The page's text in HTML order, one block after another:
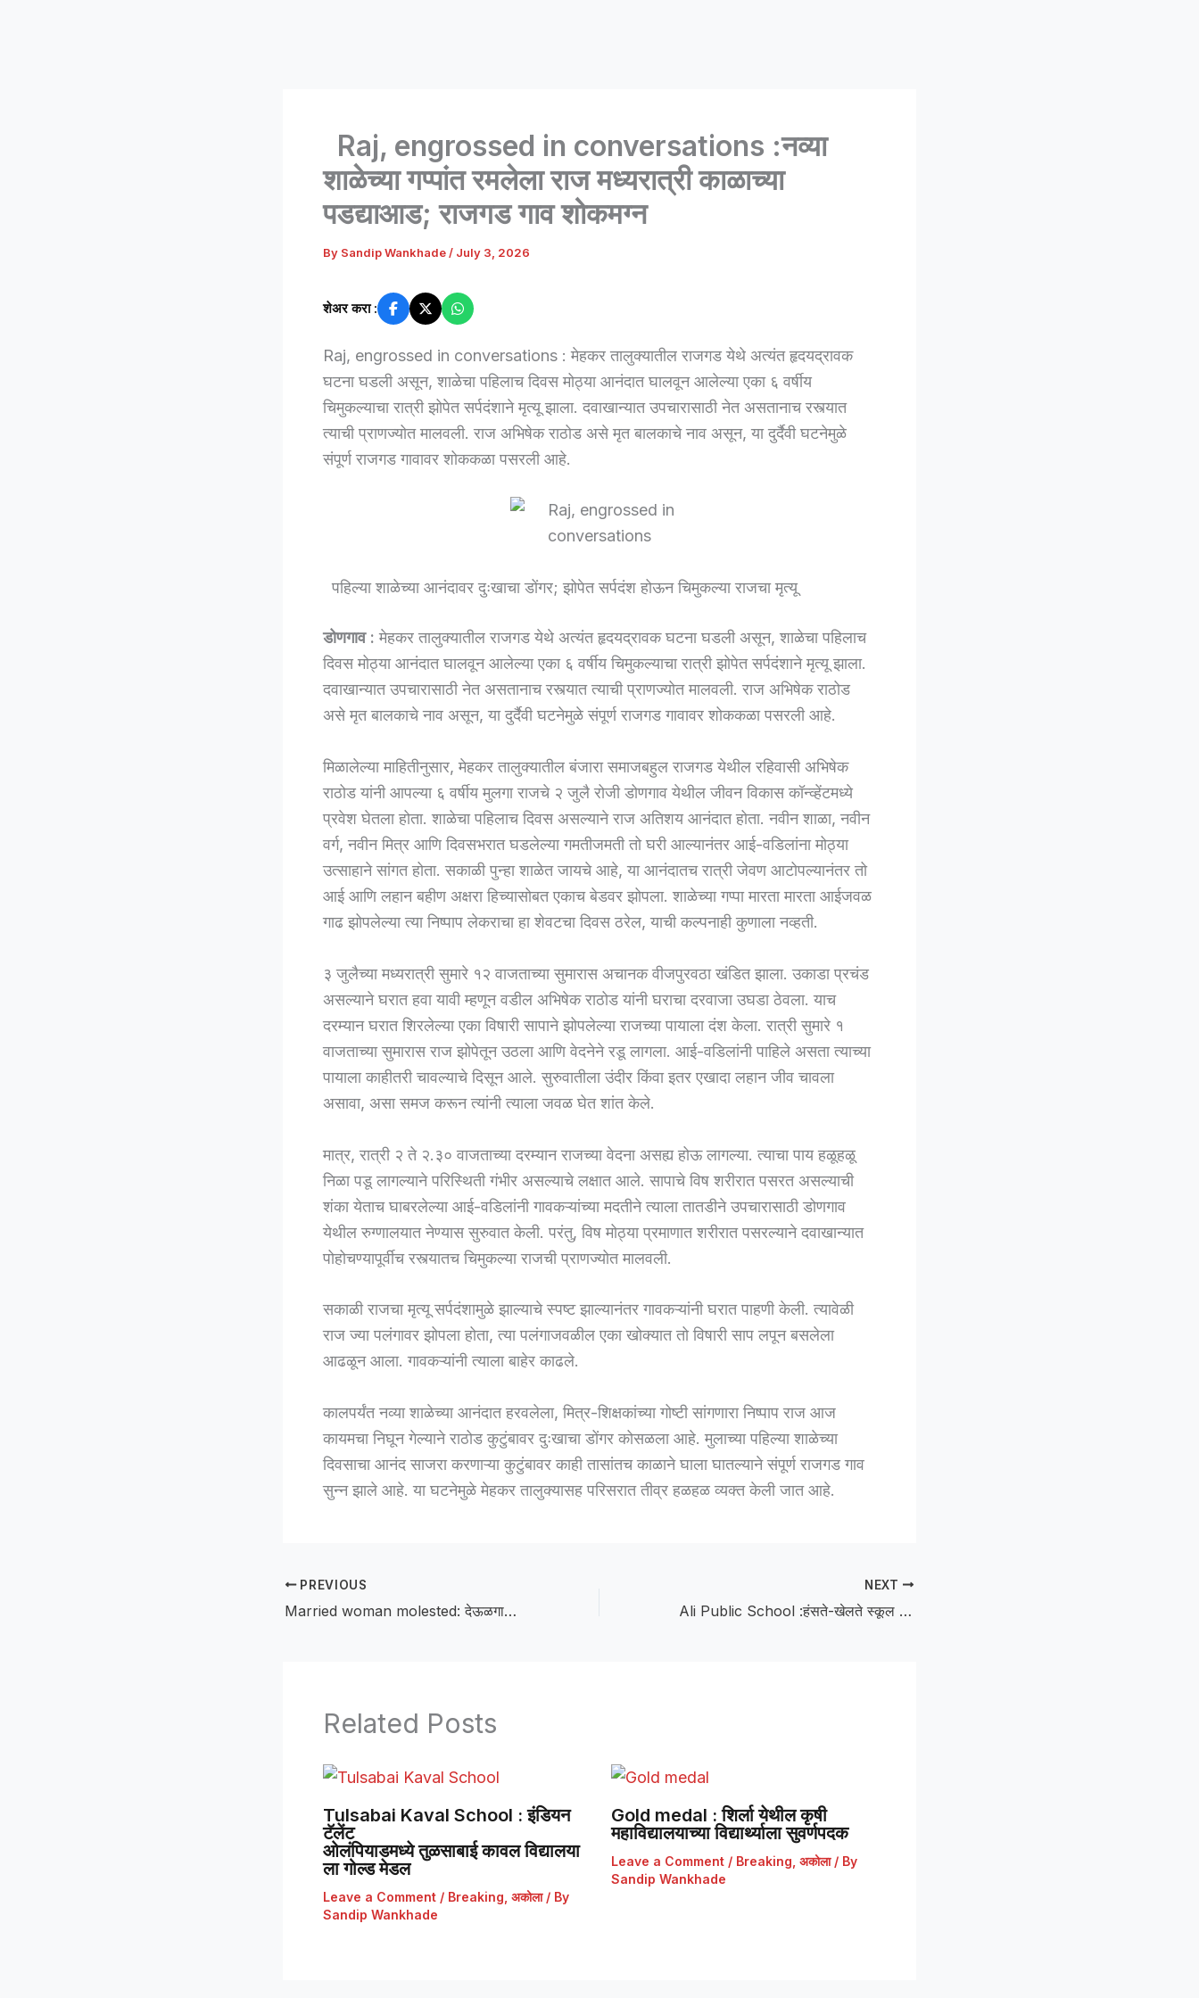
Raj, engrossed in conversations :नव्या
शाळेच्या गप्पांत रमलेला राज मध्यरात्री काळाच्या
पडद्याआड; राजगड गाव शोकमग्न
By Sandip Wankhade / July 3, 2026
शेअर करा :
Raj, engrossed in conversations : मेहकर तालुक्यातील राजगड येथे अत्यंत हृदयद्रावक
घटना घडली असून, शाळेचा पहिलाच दिवस मोठ्या आनंदात घालवून आलेल्या एका ६ वर्षीय
चिमुकल्याचा रात्री झोपेत सर्पदंशाने मृत्यू झाला. दवाखान्यात उपचारासाठी नेत असतानाच रस्त्यात
त्याची प्राणज्योत मालवली. राज अभिषेक राठोड असे मृत बालकाचे नाव असून, या दुर्दैवी घटनेमुळे
संपूर्ण राजगड गावावर शोककळा पसरली आहे.
पहिल्या शाळेच्या आनंदावर दुःखाचा डोंगर; झोपेत सर्पदंश होऊन चिमुकल्या राजचा मृत्यू
डोणगाव : मेहकर तालुक्यातील राजगड येथे अत्यंत हृदयद्रावक घटना घडली असून, शाळेचा पहिलाच
दिवस मोठ्या आनंदात घालवून आलेल्या एका ६ वर्षीय चिमुकल्याचा रात्री झोपेत सर्पदंशाने मृत्यू झाला.
दवाखान्यात उपचारासाठी नेत असतानाच रस्त्यात त्याची प्राणज्योत मालवली. राज अभिषेक राठोड
असे मृत बालकाचे नाव असून, या दुर्दैवी घटनेमुळे संपूर्ण राजगड गावावर शोककळा पसरली आहे.
मिळालेल्या माहितीनुसार, मेहकर तालुक्यातील बंजारा समाजबहुल राजगड येथील रहिवासी अभिषेक
राठोड यांनी आपल्या ६ वर्षीय मुलगा राजचे २ जुलै रोजी डोणगाव येथील जीवन विकास कॉन्व्हेंटमध्ये
प्रवेश घेतला होता. शाळेचा पहिलाच दिवस असल्याने राज अतिशय आनंदात होता. नवीन शाळा, नवीन
वर्ग, नवीन मित्र आणि दिवसभरात घडलेल्या गमतीजमती तो घरी आल्यानंतर आई-वडिलांना मोठ्या
उत्साहाने सांगत होता. सकाळी पुन्हा शाळेत जायचे आहे, या आनंदातच रात्री जेवण आटोपल्यानंतर तो
आई आणि लहान बहीण अक्षरा हिच्यासोबत एकाच बेडवर झोपला. शाळेच्या गप्पा मारता मारता आईजवळ
गाढ झोपलेल्या त्या निष्पाप लेकराचा हा शेवटचा दिवस ठरेल, याची कल्पनाही कुणाला नव्हती.
३ जुलैच्या मध्यरात्री सुमारे १२ वाजताच्या सुमारास अचानक वीजपुरवठा खंडित झाला. उकाडा प्रचंड
असल्याने घरात हवा यावी म्हणून वडील अभिषेक राठोड यांनी घराचा दरवाजा उघडा ठेवला. याच
दरम्यान घरात शिरलेल्या एका विषारी सापाने झोपलेल्या राजच्या पायाला दंश केला. रात्री सुमारे १
वाजताच्या सुमारास राज झोपेतून उठला आणि वेदनेने रडू लागला. आई-वडिलांनी पाहिले असता त्याच्या
पायाला काहीतरी चावल्याचे दिसून आले. सुरुवातीला उंदीर किंवा इतर एखादा लहान जीव चावला
असावा, असा समज करून त्यांनी त्याला जवळ घेत शांत केले.
मात्र, रात्री २ ते २.३० वाजताच्या दरम्यान राजच्या वेदना असह्य होऊ लागल्या. त्याचा पाय हळूहळू
निळा पडू लागल्याने परिस्थिती गंभीर असल्याचे लक्षात आले. सापाचे विष शरीरात पसरत असल्याची
शंका येताच घाबरलेल्या आई-वडिलांनी गावकऱ्यांच्या मदतीने त्याला तातडीने उपचारासाठी डोणगाव
येथील रुग्णालयात नेण्यास सुरुवात केली. परंतु, विष मोठ्या प्रमाणात शरीरात पसरल्याने दवाखान्यात
पोहोचण्यापूर्वीच रस्त्यातच चिमुकल्या राजची प्राणज्योत मालवली.
सकाळी राजचा मृत्यू सर्पदंशामुळे झाल्याचे स्पष्ट झाल्यानंतर गावकऱ्यांनी घरात पाहणी केली. त्यावेळी
राज ज्या पलंगावर झोपला होता, त्या पलंगाजवळील एका खोक्यात तो विषारी साप लपून बसलेला
आढळून आला. गावकऱ्यांनी त्याला बाहेर काढले.
कालपर्यंत नव्या शाळेच्या आनंदात हरवलेला, मित्र-शिक्षकांच्या गोष्टी सांगणारा निष्पाप राज आज
कायमचा निघून गेल्याने राठोड कुटुंबावर दुःखाचा डोंगर कोसळला आहे. मुलाच्या पहिल्या शाळेच्या
दिवसाचा आनंद साजरा करणाऱ्या कुटुंबावर काही तासांतच काळाने घाला घातल्याने संपूर्ण राजगड गाव
सुन्न झाले आहे. या घटनेमुळे मेहकर तालुक्यासह परिसरात तीव्र हळहळ व्यक्त केली जात आहे.
PREVIOUS
Married woman molested: देऊळगाव राजात विवाहितेचा हात धरून छेडछाड; पतीला मारहाण, जीवे मारण्याची धमकी
NEXT
Ali Public School :हंसते-खेलते स्कूल का पहला दिन; अली पब्लिक स्कूल में विद्यार्थियों का उत्साहपूर्ण स्वागत
Related Posts
Tulsabai Kaval School : इंडियन
टॅलेंट
ओलंपियाडमध्ये तुळसाबाई कावल विद्यालया
ला गोल्ड मेडल
Leave a Comment / Breaking अकोला/ By
Sandip Wankhade
Gold medal : शिर्ला येथील कृषी
महाविद्यालयाच्या विद्यार्थ्याला सुवर्णपदक
Leave a Comment / Breaking अकोला/ By
Sandip Wankhade